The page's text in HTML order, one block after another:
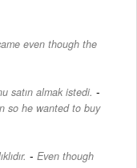
even though the
satın almak istedi. -
so he wanted to buy
- Even though